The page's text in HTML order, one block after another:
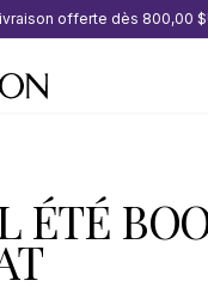
offerte dès 800,00
ÉTÉ